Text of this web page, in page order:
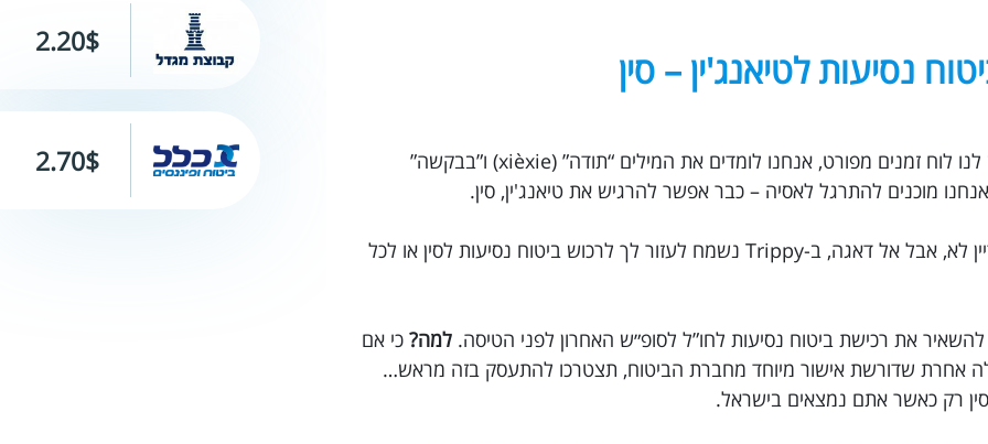
נסיעות לטיאנג'ין – סין
חופשה מושלמת בטיאנג'ין! הכל מתוכנן מראש, יש לנו לוח זמנים מפורט, אנחנו לומדים את המילים “תודה” (xièxie) ו”בבקשה”
רק שניה… ביטוח נסיעות לסין הזמנת? נראה שעדיין לא, אבל אל דאגה, ב-Trippy נשמח לעזור לך לרכוש ביטוח נסיעות לסין או לכל
את רכישת ביטוח נסיעות לחו”ל לסופ״ש האחרון לפני הטיסה. למה? כי אם
אחרת שדורשת אישור מיוחד מחברת הביטוח, תצטרכו להתעסק בזה מראש…
רק כאשר אתם נמצאים בישראל.
2.20$
2.70$